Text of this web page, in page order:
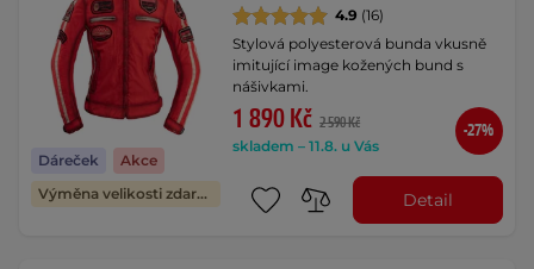
Dáreček
Akce
Výměna velikosti zdarma
4.9 (16)
Stylová polyesterová bunda vkusně
imitující image kožených bund s
nášivkami.
1 890 Kč 2 590 Kč
skladem – 11.8. u Vás
-27%
Detail